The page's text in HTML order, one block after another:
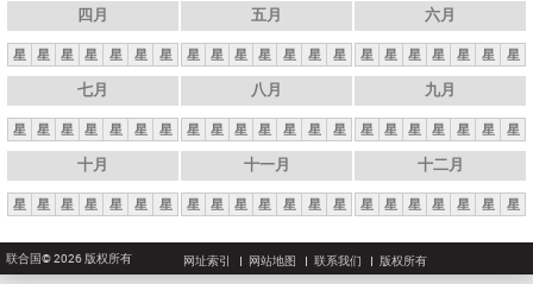
四月
星 星 星 星 星 星 星
五月
星 星 星 星 星 星 星
六月
星 星 星 星 星 星 星
七月
星 星 星 星 星 星 星
八月
星 星 星 星 星 星 星
九月
星 星 星 星 星 星 星
十月
星 星 星 星 星 星 星
十一月
星 星 星 星 星 星 星
十二月
星 星 星 星 星 星 星
联合国© 2026 版权所有 网址索引 网站地图 联系我们 版权所有